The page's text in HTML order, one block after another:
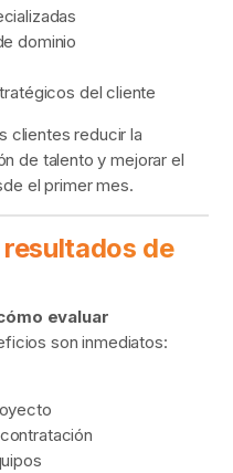
dominio
del cliente
clientes reducir la
de talento y mejorar el
el primer mes.
de
evaluar
son inmediatos: